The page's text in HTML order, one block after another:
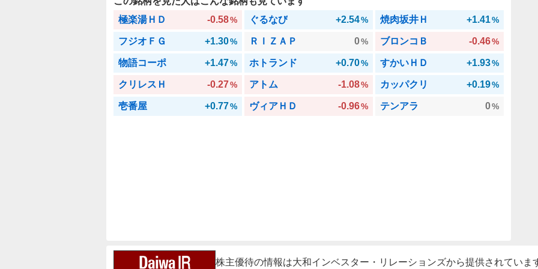
極楽湯ＨＤ
-0.58% ぐるなび +2.54% 焼肉坂井Ｈ +1.41%
フジオＦＧ +1.30% ＲＩＺＡＰ 0% ブロンコＢ -0.46%
物語コーポ +1.47% ホトランド +0.70% すかいＨＤ +1.93%
クリレスＨ -0.27% アトム -1.08% カッパクリ +0.19%
壱番屋 +0.77% ヴィアＨＤ -0.96% テンアラ 0%
株主優待の情報は大和インベスター・リレーションズから提供されていま